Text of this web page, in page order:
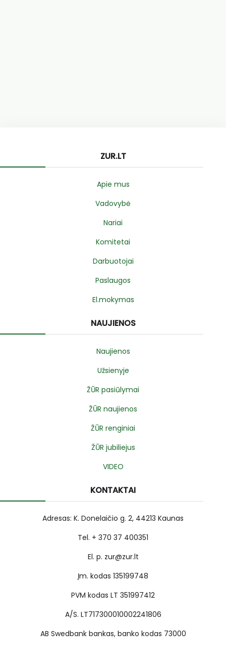
ZUR.LT
Apie mus
Vadovybė
Nariai
Komitetai
Darbuotojai
Paslaugos
El.mokymas
NAUJIENOS
Naujienos
Užsienyje
ŽŪR pasiūlymai
ŽŪR naujienos
ŽŪR renginiai
ŽŪR jubiliejus
VIDEO
KONTAKTAI
Adresas: K. Donelaičio g. 2, 44213 Kaunas
Tel. + 370 37 400351
El. p. zur@zur.lt
Įm. kodas 135199748
PVM kodas LT 351997412
A/S. LT717300010002241806
AB Swedbank bankas, banko kodas 73000